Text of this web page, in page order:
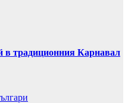
в традиционния Карнавал